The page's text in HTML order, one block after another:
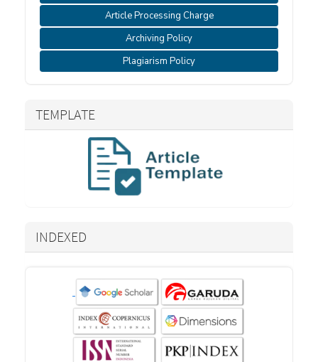
Article Processing Charge
Archiving Policy
Plagiarism Policy
TEMPLATE
INDEXED